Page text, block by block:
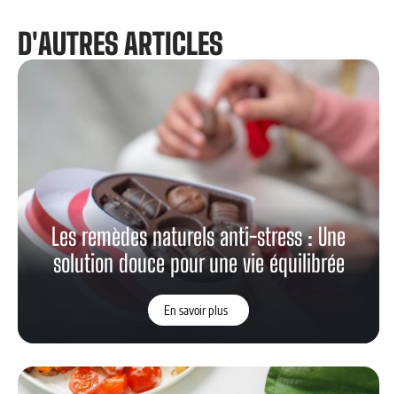
D'AUTRES ARTICLES
Les remèdes naturels anti-stress : Une
solution douce pour une vie équilibrée
En savoir plus